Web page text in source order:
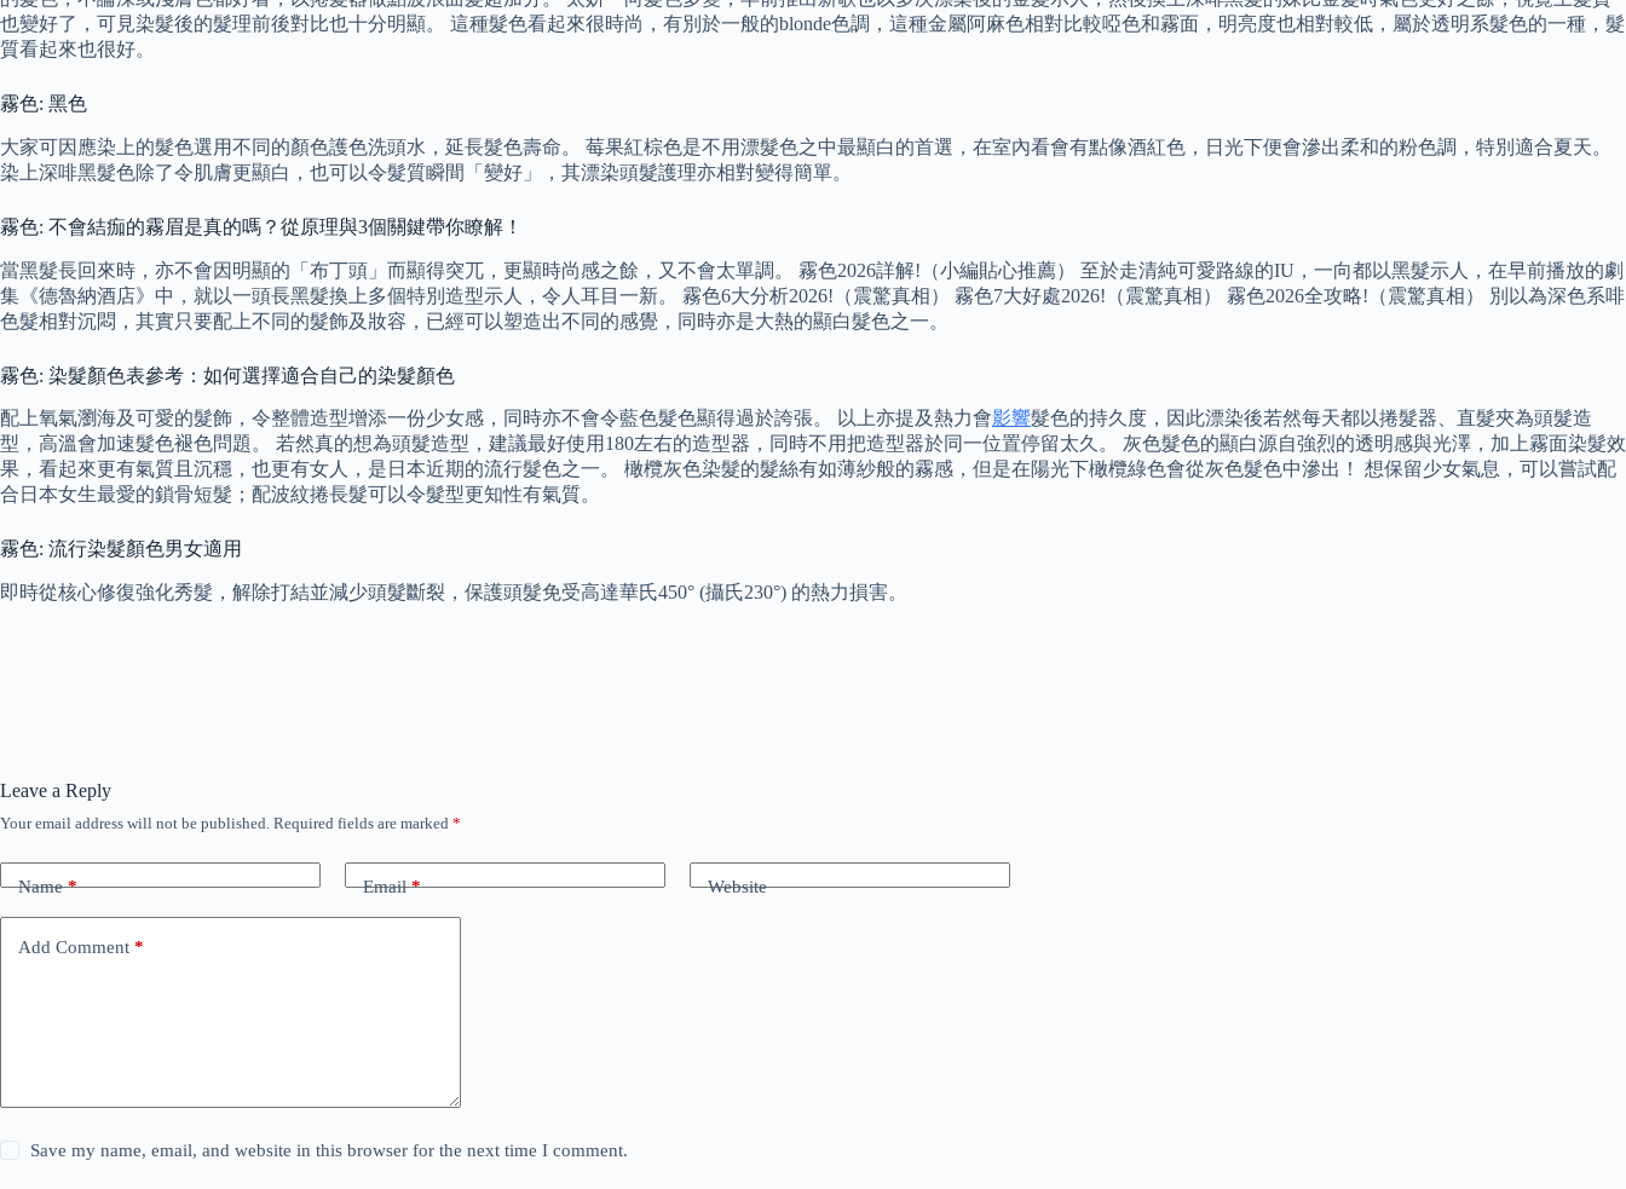
也變好了，可見染髮後的髮理前後對比也十分明顯。 這種髮色看起來很時尚，有別於一般的blonde色調，這種金屬阿麻色相對比較啞色和霧面，明亮度也相對較低，屬於透明系髮色的一種，髮
質看起來也很好。
霧色: 黑色
大家可因應染上的髮色選用不同的顏色護色洗頭水，延長髮色壽命。 莓果紅棕色是不用漂髮色之中最顯白的首選，在室內看會有點像酒紅色，日光下便會滲出柔和的粉色調，特別適合夏天。
染上深啡黑髮色除了令肌膚更顯白，也可以令髮質瞬間「變好」，其漂染頭髮護理亦相對變得簡單。
霧色: 不會結痂的霧眉是真的嗎？從原理與3個關鍵帶你瞭解！
當黑髮長回來時，亦不會因明顯的「布丁頭」而顯得突兀，更顯時尚感之餘，又不會太單調。 霧色2026詳解!（小編貼心推薦） 至於走清純可愛路線的IU，一向都以黑髮示人，在早前播放的劇
集《德魯納酒店》中，就以一頭長黑髮換上多個特別造型示人，令人耳目一新。 霧色6大分析2026!（震驚真相） 霧色7大好處2026!（震驚真相） 霧色2026全攻略!（震驚真相） 別以為深色系啡
色髮相對沉悶，其實只要配上不同的髮飾及妝容，已經可以塑造出不同的感覺，同時亦是大熱的顯白髮色之一。
霧色: 染髮顏色表參考：如何選擇適合自己的染髮顏色
配上氧氣瀏海及可愛的髮飾，令整體造型增添一份少女感，同時亦不會令藍色髮色顯得過於誇張。 以上亦提及熱力會影響髮色的持久度，因此漂染後若然每天都以捲髮器、直髮夾為頭髮造
型，高溫會加速髮色褪色問題。 若然真的想為頭髮造型，建議最好使用180左右的造型器，同時不用把造型器於同一位置停留太久。 灰色髮色的顯白源自強烈的透明感與光澤，加上霧面染髮效
果，看起來更有氣質且沉穩，也更有女人，是日本近期的流行髮色之一。 橄欖灰色染髮的髮絲有如薄紗般的霧感，但是在陽光下橄欖綠色會從灰色髮色中滲出！ 想保留少女氣息，可以嘗試配
合日本女生最愛的鎖骨短髮；配波紋捲長髮可以令髮型更知性有氣質。
霧色: 流行染髮顏色男女適用
即時從核心修復強化秀髮，解除打結並減少頭髮斷裂，保護頭髮免受高達華氏450° (攝氏230°) 的熱力損害。
Leave a Reply
Your email address will not be published. Required fields are marked *
Name* Email* Website
Add Comment *
Save my name, email, and website in this browser for the next time I comment.